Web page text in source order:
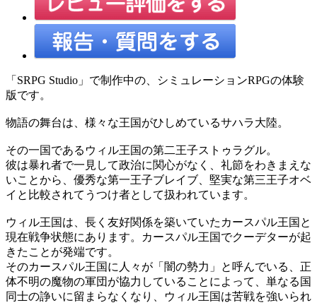
「SRPG Studio」で制作中の、シミュレーションRPGの体験
版です。
物語の舞台は、様々な王国がひしめているサハラ大陸。
その一国であるウィル王国の第二王子ストゥラグル。
彼は暴れ者で一見して政治に関心がなく、礼節をわきまえな
いことから、優秀な第一王子ブレイブ、堅実な第三王子オベ
イと比較されてうつけ者として扱われています。
ウィル王国は、長く友好関係を築いていたカースパル王国と
現在戦争状態にあります。カースパル王国でクーデターが起
きたことが発端です。
そのカースパル王国に人々が「闇の勢力」と呼んでいる、正
体不明の魔物の軍団が協力していることによって、単なる国
同士の諍いに留まらなくなり、ウィル王国は苦戦を強いられ